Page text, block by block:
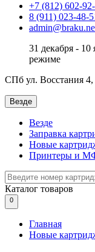
+7 (812) 602-
8 (911) 023-48-
31 декабря -
режиме
СПб ул. Восстания
Везде
Везде
Заправка
Новые
Принтеры и
Каталог товаров
0
Главная
Новые